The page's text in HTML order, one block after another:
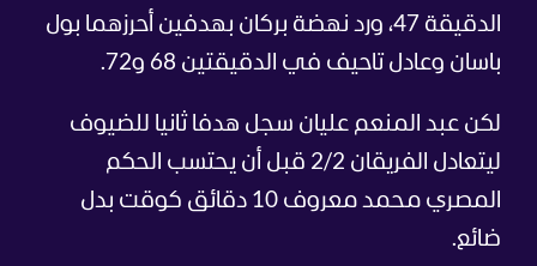
الدقيقة 47، ورد نهضة بركان بهدفين أحرزهما بول
باسان وعادل تاحيف في الدقيقتين 68 و72.
لكن عبد المنعم عليان سجل هدفا ثانيا للضيوف
ليتعادل الفريقان 2/2 قبل أن يحتسب الحكم
المصري محمد معروف 10 دقائق كوقت بدل
ضائع.